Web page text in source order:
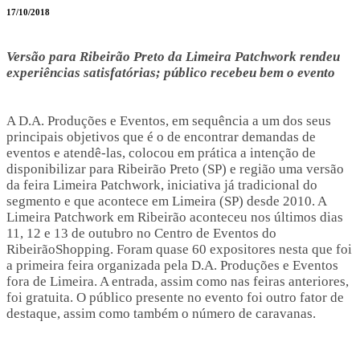
17/10/2018
Versão para Ribeirão Preto da Limeira Patchwork rendeu
experiências satisfatórias; público recebeu bem o evento
A D.A. Produções e Eventos, em sequência a um dos seus
principais objetivos que é o de encontrar demandas de
eventos e atendê-las, colocou em prática a intenção de
disponibilizar para Ribeirão Preto (SP) e região uma versão
da feira Limeira Patchwork, iniciativa já tradicional do
segmento e que acontece em Limeira (SP) desde 2010. A
Limeira Patchwork em Ribeirão aconteceu nos últimos dias
11, 12 e 13 de outubro no Centro de Eventos do
RibeirãoShopping. Foram quase 60 expositores nesta que foi
a primeira feira organizada pela D.A. Produções e Eventos
fora de Limeira. A entrada, assim como nas feiras anteriores,
foi gratuita. O público presente no evento foi outro fator de
destaque, assim como também o número de caravanas.